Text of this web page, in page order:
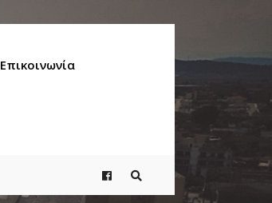
Επικοινωνία